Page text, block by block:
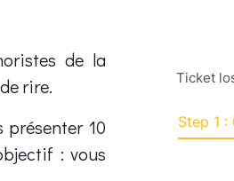
de la
rire.
10
: vous